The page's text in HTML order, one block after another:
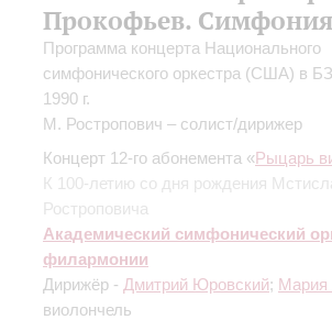
Прокофьев.
Программа концерта Национального
симфонического оркестра (США) в
1990 г.
М. Ростропович – солист/дирижер
Концерт 12-го абонемента «Рыцарь
К 100-летию со дня рождения
Ростроповича
Академический симфонический
филармонии
Дирижёр - Дмитрий Юровский; Мария
виолончель